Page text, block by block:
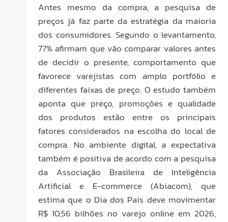
Antes mesmo da compra, a pesquisa de
preços já faz parte da estratégia da maioria
dos consumidores. Segundo o levantamento,
77% afirmam que vão comparar valores antes
de decidir o presente, comportamento que
favorece varejistas com amplo portfólio e
diferentes faixas de preço. O estudo também
aponta que preço, promoções e qualidade
dos produtos estão entre os principais
fatores considerados na escolha do local de
compra. No ambiente digital, a expectativa
também é positiva de acordo com a pesquisa
da Associação Brasileira de Inteligência
Artificial e E-commerce (Abiacom), que
estima que o Dia dos Pais deve movimentar
R$ 10,56 bilhões no varejo online em 2026,